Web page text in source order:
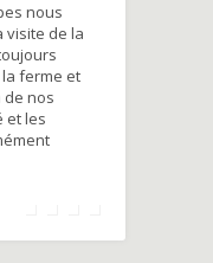
nous
visite de la
ferme et
de nos
et les